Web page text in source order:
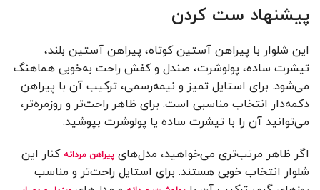
پیشنهاد ست کردن
این شلوار با پیراهن آستین کوتاه، پیراهن آستین بلند،
تیشرت ساده، پولوشرت، صندل و کفش راحت به‌خوبی هماهنگ
می‌شود. برای استایل تمیز و نیمه‌رسمی، ترکیب آن با پیراهن
دکمه‌دار انتخاب مناسبی است. برای ظاهر راحت‌تر و روزمره‌تر،
می‌توانید آن را با تیشرت ساده یا پولوشرت بپوشید.
اگر ظاهر مرتب‌تری می‌خواهید، مدل‌های پیراهن مردانه کنار این
شلوار انتخاب خوبی هستند. برای استایل راحت‌تر و مناسب